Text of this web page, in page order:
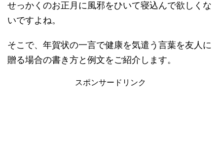
せっかくのお正月に風邪をひいて寝込んで欲しくな
いですよね。
そこで、年賀状の一言で健康を気遣う言葉を友人に
贈る場合の書き方と例文をご紹介します。
スポンサードリンク